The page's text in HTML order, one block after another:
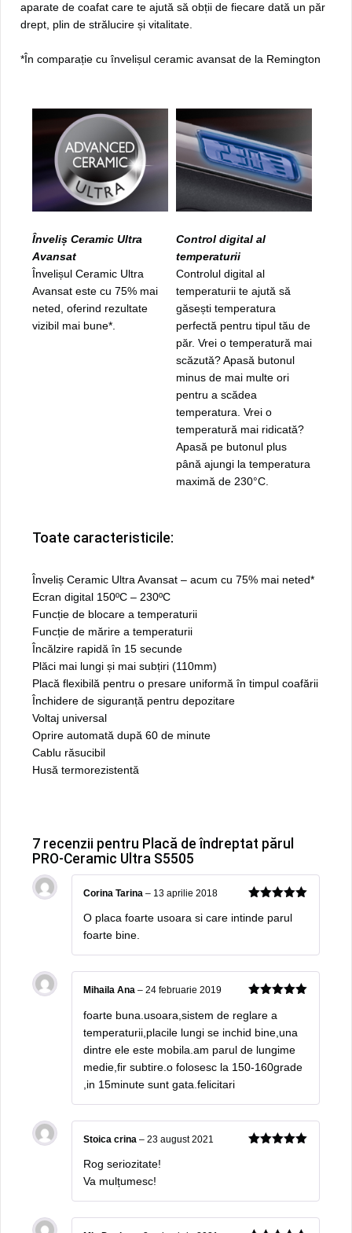
aparate de coafat care te ajută să obții de fiecare dată un păr
drept, plin de strălucire și vitalitate.
*În comparație cu învelișul ceramic avansat de la Remington
Înveliș Ceramic Ultra
Avansat
Învelișul Ceramic Ultra
Avansat este cu 75% mai
neted, oferind rezultate
vizibil mai bune*.
Control digital al
temperaturii
Controlul digital al
temperaturii te ajută să
găsești temperatura
perfectă pentru tipul tău de
păr. Vrei o temperatură mai
scăzută? Apasă butonul
minus de mai multe ori
pentru a scădea
temperatura. Vrei o
temperatură mai ridicată?
Apasă pe butonul plus
până ajungi la temperatura
maximă de 230°C.
Toate caracteristicile:
Înveliș Ceramic Ultra Avansat – acum cu 75% mai neted*
Ecran digital 150ºC – 230ºC
Funcție de blocare a temperaturii
Funcție de mărire a temperaturii
Încălzire rapidă în 15 secunde
Plăci mai lungi și mai subțiri (110mm)
Placă flexibilă pentru o presare uniformă în timpul coafării
Închidere de siguranță pentru depozitare
Voltaj universal
Oprire automată după 60 de minute
Cablu răsucibil
Husă termorezistentă
7 recenzii pentru Placă de îndreptat părul
PRO-Ceramic Ultra S5505
Corina Tarina – 13 aprilie 2018
O placa foarte usoara si care intinde parul
foarte bine.
Mihaila Ana – 24 februarie 2019
foarte buna.usoara,sistem de reglare a
temperaturii,placile lungi se inchid bine,una
dintre ele este mobila.am parul de lungime
medie,fir subtire.o folosesc la 150-160grade
,in 15minute sunt gata.felicitari
Stoica crina – 23 august 2021
Rog seriozitate!
Va mulțumesc!